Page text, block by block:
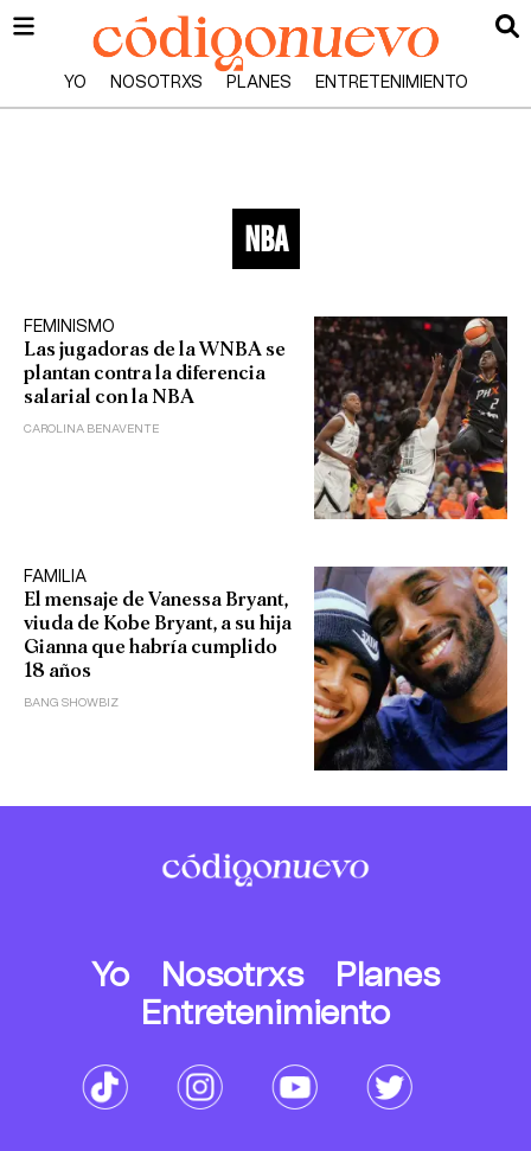
YO NOSOTRXS PLANES ENTRETENIMIENTO
nba
FEMINISMO
Las jugadoras de la WNBA se
plantan contra la diferencia
salarial con la NBA
CAROLINA BENAVENTE
FAMILIA
El mensaje de Vanessa Bryant,
viuda de Kobe Bryant, a su hija
Gianna que habría cumplido
18 años
BANG SHOWBIZ
Yo Nosotrxs
Planes
Entretenimiento